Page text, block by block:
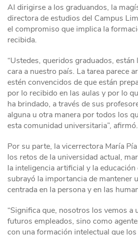
Al dirigirse a los graduandos, la
directora de estudios del Campus
el compromiso que implica la
recibida.
“Ustedes, queridos graduados,
cara a nuestro país. La tarea parece
estén convencidos de que están
por lo recibido en las aulas y por lo
ha brindado, a través de sus
alguna u otra manera por todos los
esta comunidad universitaria”, afirmó.
Por su parte, la vicerrectora María
los retos de la universidad actual,
la inteligencia artificial y la
subrayó la importancia de mantener
centrada en la persona y en las
“Significa que, nosotros los vemos a
futuros empleados, sino como
con una formación intelectual que los